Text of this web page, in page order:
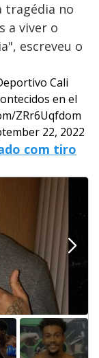
tragédia no
a viver o
escreveu o
Cali
en el
ZRr6Uqfdom
22, 2022
com tiro